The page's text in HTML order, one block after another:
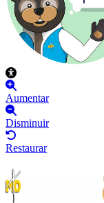
Aumentar
Disminuir
Restaurar